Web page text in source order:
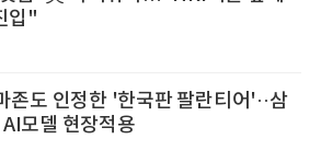
입"
존도 인정한 '한국판 팔란티어'··삼
모델 현장적용